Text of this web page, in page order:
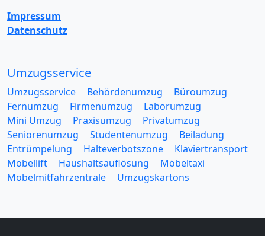
Impressum
Datenschutz
Umzugsservice
Umzugsservice Behördenumzug
Büroumzug
Fernumzug
Firmenumzug
Laborumzug
Mini Umzug
Praxisumzug
Privatumzug
Seniorenumzug
Studentenumzug
Beiladung
Entrümpelung
Halteverbotszone
Klaviertransport
Möbellift
Haushaltsauflösung
Möbeltaxi
Möbelmitfahrzentrale
Umzugskartons